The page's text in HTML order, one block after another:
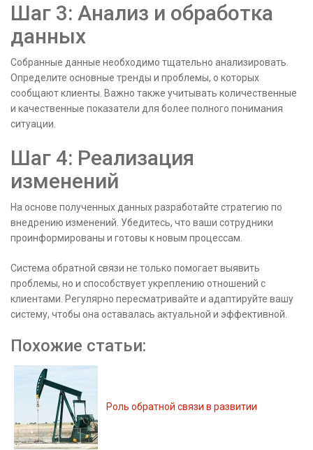
Шаг 3: Анализ и обработка
данных
Собранные данные необходимо тщательно анализировать.
Определите основные тренды и проблемы, о которых
сообщают клиенты. Важно также учитывать количественные
и качественные показатели для более полного понимания
ситуации.
Шаг 4: Реализация
изменений
На основе полученных данных разработайте стратегию по
внедрению изменений. Убедитесь, что ваши сотрудники
проинформированы и готовы к новым процессам.
Система обратной связи не только помогает выявить
проблемы, но и способствует укреплению отношений с
клиентами. Регулярно пересматривайте и адаптируйте вашу
систему, чтобы она оставалась актуальной и эффективной.
Похожие статьи:
Роль обратной связи в развитии